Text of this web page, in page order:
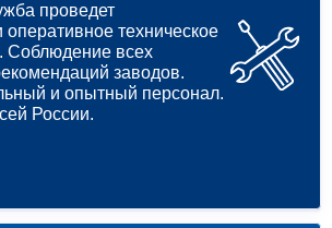
проведет
техническое
Соблюдение всех
заводов.
и опытный персонал.
России.